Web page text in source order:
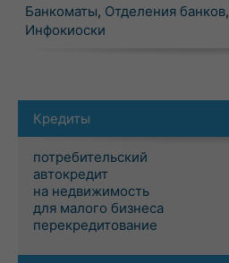
Банкоматы, Отделения банков,
Инфокиоски
Кредиты
потребительский
автокредит
на недвижимость
для малого бизнеса
перекредитование